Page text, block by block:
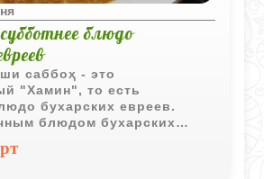
блюдо
саббоҳ - это
"Хамин", то есть
бухарских евреев.
блюдом бухарских
оши сабо, медленно
за ночь и съедаемая в
на шаббат в обед. Оши